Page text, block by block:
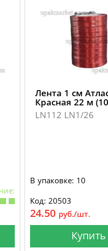
ЗИПЛОКИ ( ZIP
РУЧКАМИ
ПАКЕТЫ
БЕЛЬЯ
И ЧИСТКИ
ПОСУДЫ
Лента 1 см
Красная 22 м
LN112 LN1/26
В упаковке: 10
Код: 20503
24.50 руб./шт.
Купить